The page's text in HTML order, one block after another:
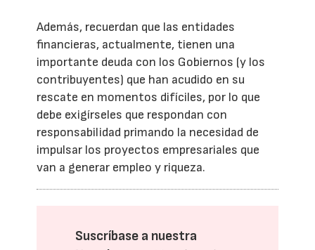
Además, recuerdan que las entidades
financieras, actualmente, tienen una
importante deuda con los Gobiernos (y los
contribuyentes) que han acudido en su
rescate en momentos difíciles, por lo que
debe exigírseles que respondan con
responsabilidad primando la necesidad de
impulsar los proyectos empresariales que
van a generar empleo y riqueza.
Suscríbase a nuestra